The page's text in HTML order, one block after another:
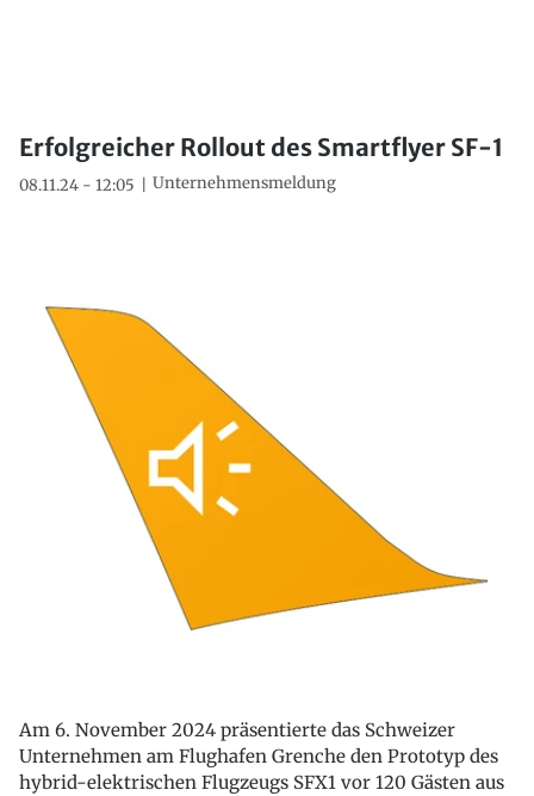
Erfolgreicher Rollout des Smartflyer SF-1
08.11.24 - 12:05 Unternehmensmeldung
Am 6. November 2024 präsentierte das Schweizer
Unternehmen am Flughafen Grenche den Prototyp des
hybrid-elektrischen Flugzeugs SFX1 vor 120 Gästen aus